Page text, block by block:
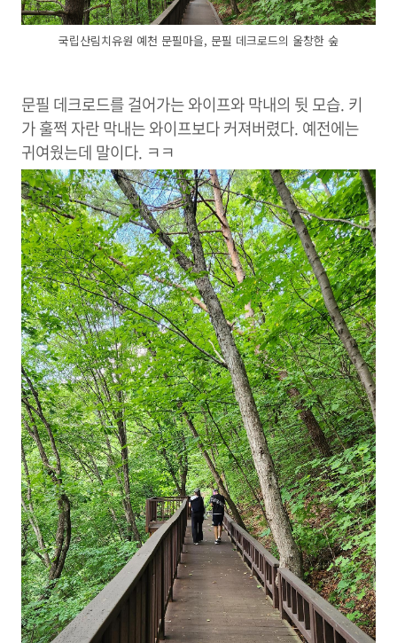
국립산림치유원 예천 문필마을, 문필 데크로드의 울창한 숲
문필 데크로드를 걸어가는 와이프와 막내의 뒷 모습. 키
가 훌쩍 자란 막내는 와이프보다 커져버렸다. 예전에는
귀여웠는데 말이다. ㅋㅋ